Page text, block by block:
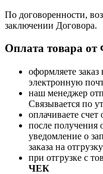
По договоренности,
заключении Договора.
Оплата товара от
оформляете
электронную
наш менеджер
Связывается по
оплачиваете
после получения
уведомление о
заказа на отгрузку
при отгрузке с
ЧЕК